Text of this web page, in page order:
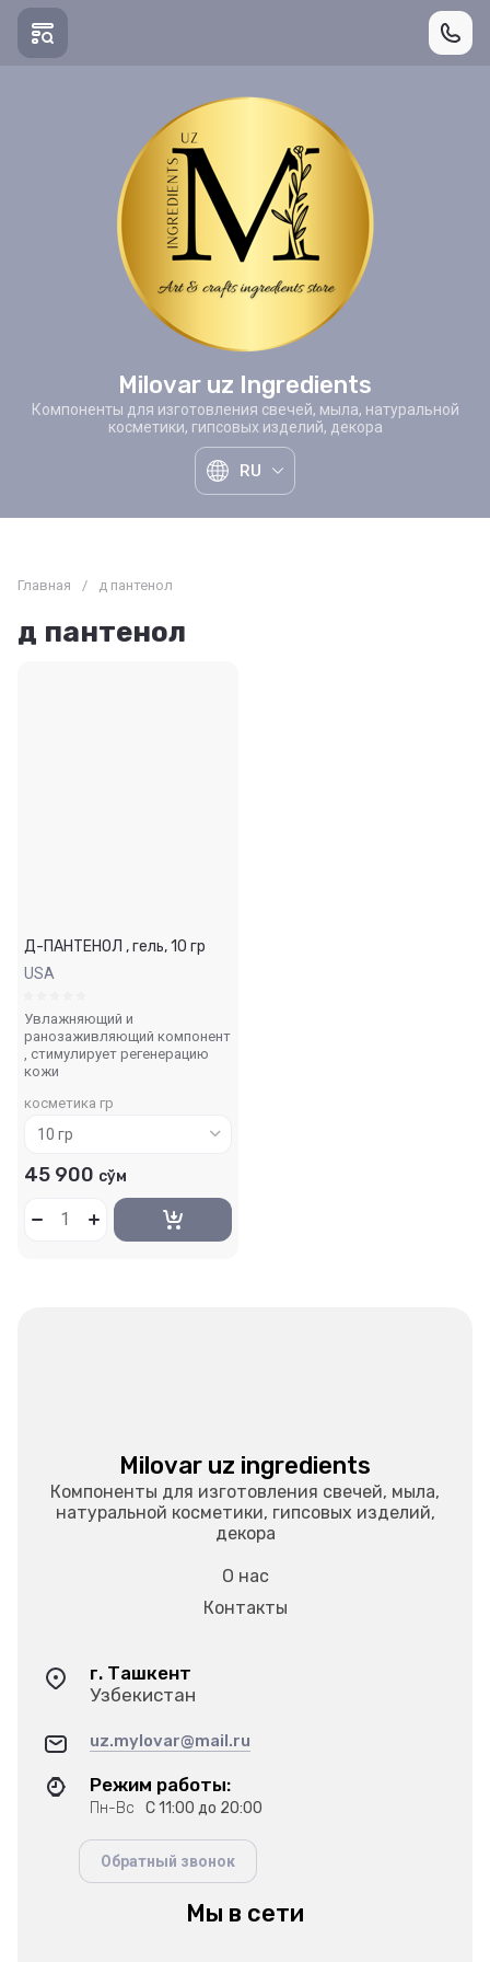
Milovar uz Ingredients
Компоненты для изготовления свечей, мыла, натуральной
косметики, гипсовых изделий, декора
RU
Главная / д пантенол
д пантенол
Д-ПАНТЕНОЛ , гель, 10 гр
USA
Увлажняющий и
ранозаживляющий компонент
, стимулирует регенерацию
кожи
косметика гр
45 900 сўм
Milovar uz ingredients
Компоненты для изготовления свечей, мыла,
натуральной косметики, гипсовых изделий,
декора
О нас
Контакты
г. Ташкент
Узбекистан
uz.mylovar@mail.ru
Режим работы:
Пн-Вс С 11:00 до 20:00
Обратный звонок
Мы в сети